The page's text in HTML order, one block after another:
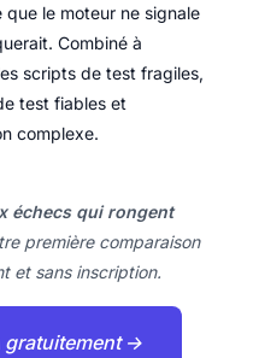
le moteur ne signale
Combiné à
scripts de test fragiles,
test fiables et
complexe.
échecs qui rongent
première comparaison
et sans inscription.
gratuitement →